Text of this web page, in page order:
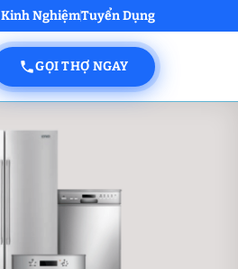
Kinh NghiệmTuyển Dụng
GỌI THỢ NGAY